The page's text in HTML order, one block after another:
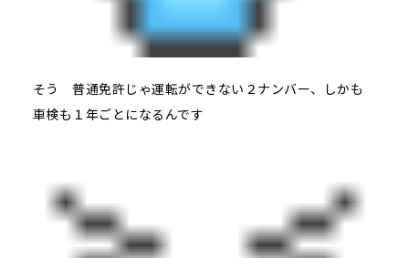
そう 普通免許じゃ運転ができない２ナンバー、しかも
車検も１年ごとになるんです